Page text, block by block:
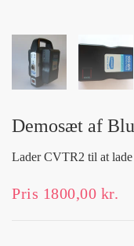
Demosæt af
Lader CVTR2 til at
Pris 1800,00 kr.